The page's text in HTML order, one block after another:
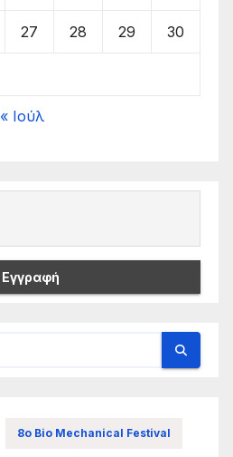
27 28 29 30
« Ιούλ
8ο Bio Mechanical Festival